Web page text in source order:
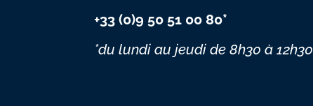
+33 (0)9 50 51 00 80*
*du lundi au jeudide 8h30 à 12h30